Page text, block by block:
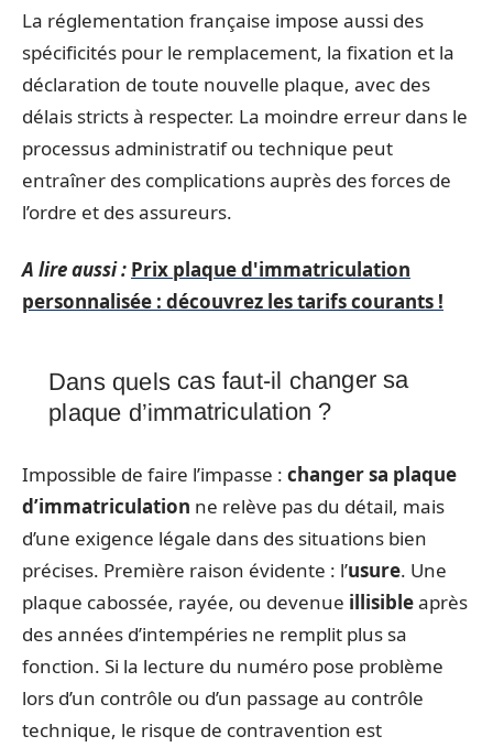
La réglementation française impose aussi des
spécificités pour le remplacement, la fixation et la
déclaration de toute nouvelle plaque, avec des
délais stricts à respecter. La moindre erreur dans le
processus administratif ou technique peut
entraîner des complications auprès des forces de
l’ordre et des assureurs.
A lire aussi : Prix plaque d'immatriculation
personnalisée : découvrez les tarifs courants !
Dans quels cas faut-il changer sa
plaque d’immatriculation ?
Impossible de faire l’impasse : changer sa plaque
d’immatriculation ne relève pas du détail, mais
d’une exigence légale dans des situations bien
précises. Première raison évidente : l’usure. Une
plaque cabossée, rayée, ou devenue illisibleaprès
des années d’intempéries ne remplit plus sa
fonction. Si la lecture du numéro pose problème
lors d’un contrôle ou d’un passage au contrôle
technique, le risque de contravention est